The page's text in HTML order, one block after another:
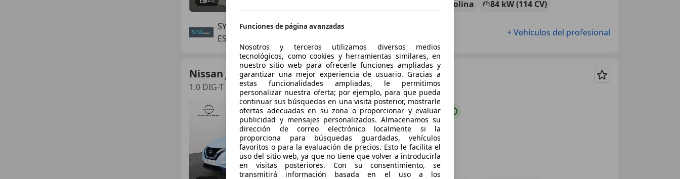
Gasolina
84 kW (114 CV)
SYA MOTOR
ES-46138 RAFELBUÑOL
+ Vehículos del profesional
Nissan Juke
1.0 DIG-T 84KW TEKNA 5P
Guardar
€ 19.690 Precio justo
Funciones de página avanzadas
Nosotros y terceros utilizamos diversos medios
tecnológicos, como cookies y herramientas similares, en
nuestro sitio web para ofrecerle funciones ampliadas y
garantizar una mejor experiencia de usuario. Gracias a
estas funcionalidades ampliadas, le permitimos
personalizar nuestra oferta; por ejemplo, para que pueda
continuar sus búsquedas en una visita posterior, mostrarle
ofertas adecuadas en su zona o proporcionar y evaluar
publicidad y mensajes personalizados. Almacenamos su
dirección de correo electrónico localmente si la
proporciona para búsquedas guardadas, vehículos
favoritos o para la evaluación de precios. Esto le facilita el
uso del sitio web, ya que no tiene que volver a introducirla
en visitas posteriores. Con su consentimiento, se
transmitirá información basada en el uso a los